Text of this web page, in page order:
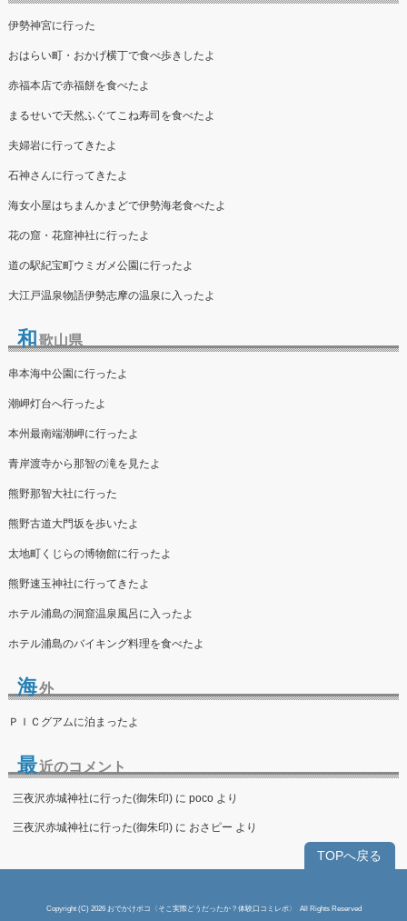
伊勢神宮に行った
おはらい町・おかげ横丁で食べ歩きしたよ
赤福本店で赤福餅を食べたよ
まるせいで天然ふぐてこね寿司を食べたよ
夫婦岩に行ってきたよ
石神さんに行ってきたよ
海女小屋はちまんかまどで伊勢海老食べたよ
花の窟・花窟神社に行ったよ
道の駅紀宝町ウミガメ公園に行ったよ
大江戸温泉物語伊勢志摩の温泉に入ったよ
和歌山県
串本海中公園に行ったよ
潮岬灯台へ行ったよ
本州最南端潮岬に行ったよ
青岸渡寺から那智の滝を見たよ
熊野那智大社に行った
熊野古道大門坂を歩いたよ
太地町くじらの博物館に行ったよ
熊野速玉神社に行ってきたよ
ホテル浦島の洞窟温泉風呂に入ったよ
ホテル浦島のバイキング料理を食べたよ
海外
ＰＩＣグアムに泊まったよ
最近のコメント
三夜沢赤城神社に行った(御朱印)に pocoより
三夜沢赤城神社に行った(御朱印)に おさピー より
TOPへ戻る
Copyright (C) 2026 おでかけポコ〈そこ実際どうだったか？体験口コミレポ〉 All Rights Reserved